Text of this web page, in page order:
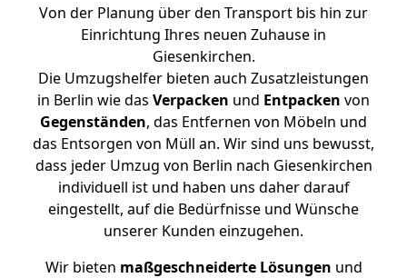
Von der Planung über den Transport bis hin zur
Einrichtung Ihres neuen Zuhause in
Giesenkirchen.
Die Umzugshelfer bieten auch Zusatzleistungen
in Berlin wie das Verpacken und Entpacken von
Gegenständen, das Entfernen von Möbeln und
das Entsorgen von Müll an. Wir sind uns bewusst,
dass jeder Umzug von Berlin nach Giesenkirchen
individuell ist und haben uns daher darauf
eingestellt, auf die Bedürfnisse und Wünsche
unserer Kunden einzugehen.
Wir bieten maßgeschneiderte Lösungen und